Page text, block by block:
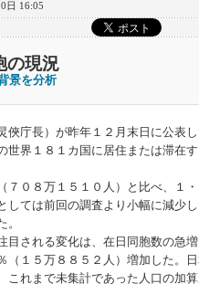
日 16:05
の現況
景を分析
庁長）が昨年１２月末日に公表
世界１８１カ国に居住または滞在
７０８万１５１０人）と比べ、１
しては前回の調査より小幅に減少
。
目される変化は、在日同胞数の急
（１５万８８５２人）増加した。
これまで未集計であった人口の加算